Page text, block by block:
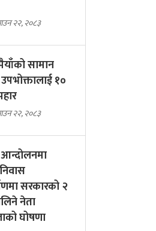
२२, २०८३
सामान
१०
२२, २०८३
सरकारको २
नेता
घोषणा